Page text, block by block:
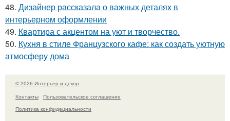
48. Дизайнер рассказала о важных деталях в
интерьерном оформлении
49. Квартира с акцентом на уют и творчество.
50. Кухня в стиле Французского кафе: как создать уютную
атмосферу дома
© 2026 Интерьер и декор
Контакты
Пользовательское соглашение
Политика конфидециальности